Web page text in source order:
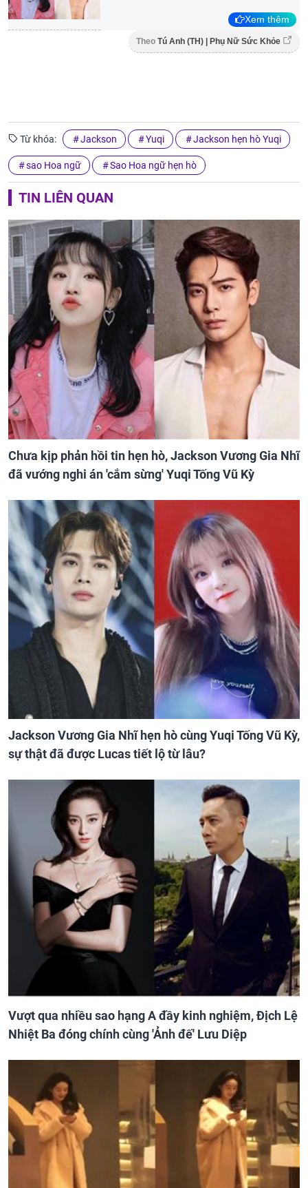
Xem thêm
Theo Tú Anh (TH) | Phụ Nữ Sức Khỏe
Từ khóa: Jackson Yuqi Jackson hẹn hò Yuqi
sao Hoa ngữ Sao Hoa ngữ hẹn hò
TIN LIÊN QUAN
Chưa kịp phản hồi tin hẹn hò, Jackson Vương Gia Nhĩ
đã vướng nghi án 'cắm sừng' Yuqi Tống Vũ Kỳ
Jackson Vương Gia Nhĩ hẹn hò cùng Yuqi Tống Vũ Kỳ,
sự thật đã được Lucas tiết lộ từ lâu?
Vượt qua nhiều sao hạng A đầy kinh nghiệm, Địch Lệ
Nhiệt Ba đóng chính cùng 'Ảnh đế' Lưu Diệp